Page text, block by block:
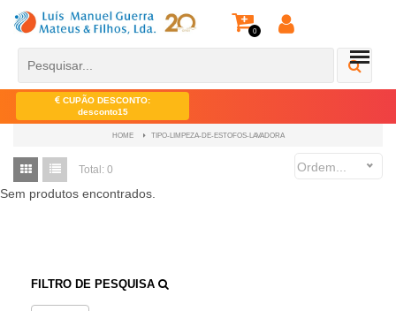
0
CUPÃO DESCONTO:
desconto15
HOME TIPO-LIMPEZA-DE-ESTOFOS-LAVADORA
FILTRO DE PESQUISA
Total: 0
Ordem...
Sem produtos encontrados.